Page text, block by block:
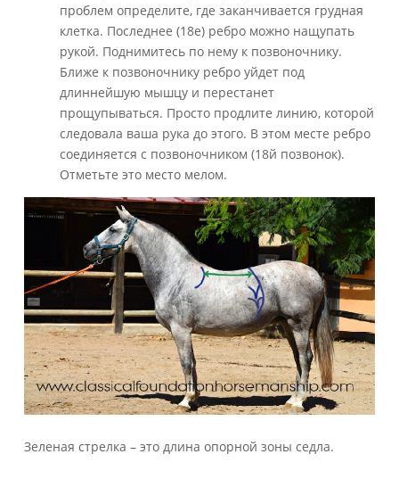
проблем определите, где заканчивается грудная
клетка. Последнее (18е) ребро можно нащупать
рукой. Поднимитесь по нему к позвоночнику.
Ближе к позвоночнику ребро уйдет под
длиннейшую мышцу и перестанет
прощупываться. Просто продлите линию, которой
следовала ваша рука до этого. В этом месте ребро
соединяется с позвоночником (18й позвонок).
Отметьте это место мелом.
Зеленая стрелка – это длина опорной зоны седла.